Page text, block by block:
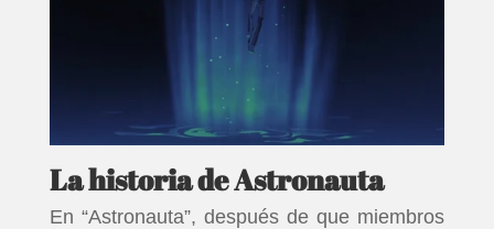
La historia de Astronauta
En “Astronauta”, después de que miembros